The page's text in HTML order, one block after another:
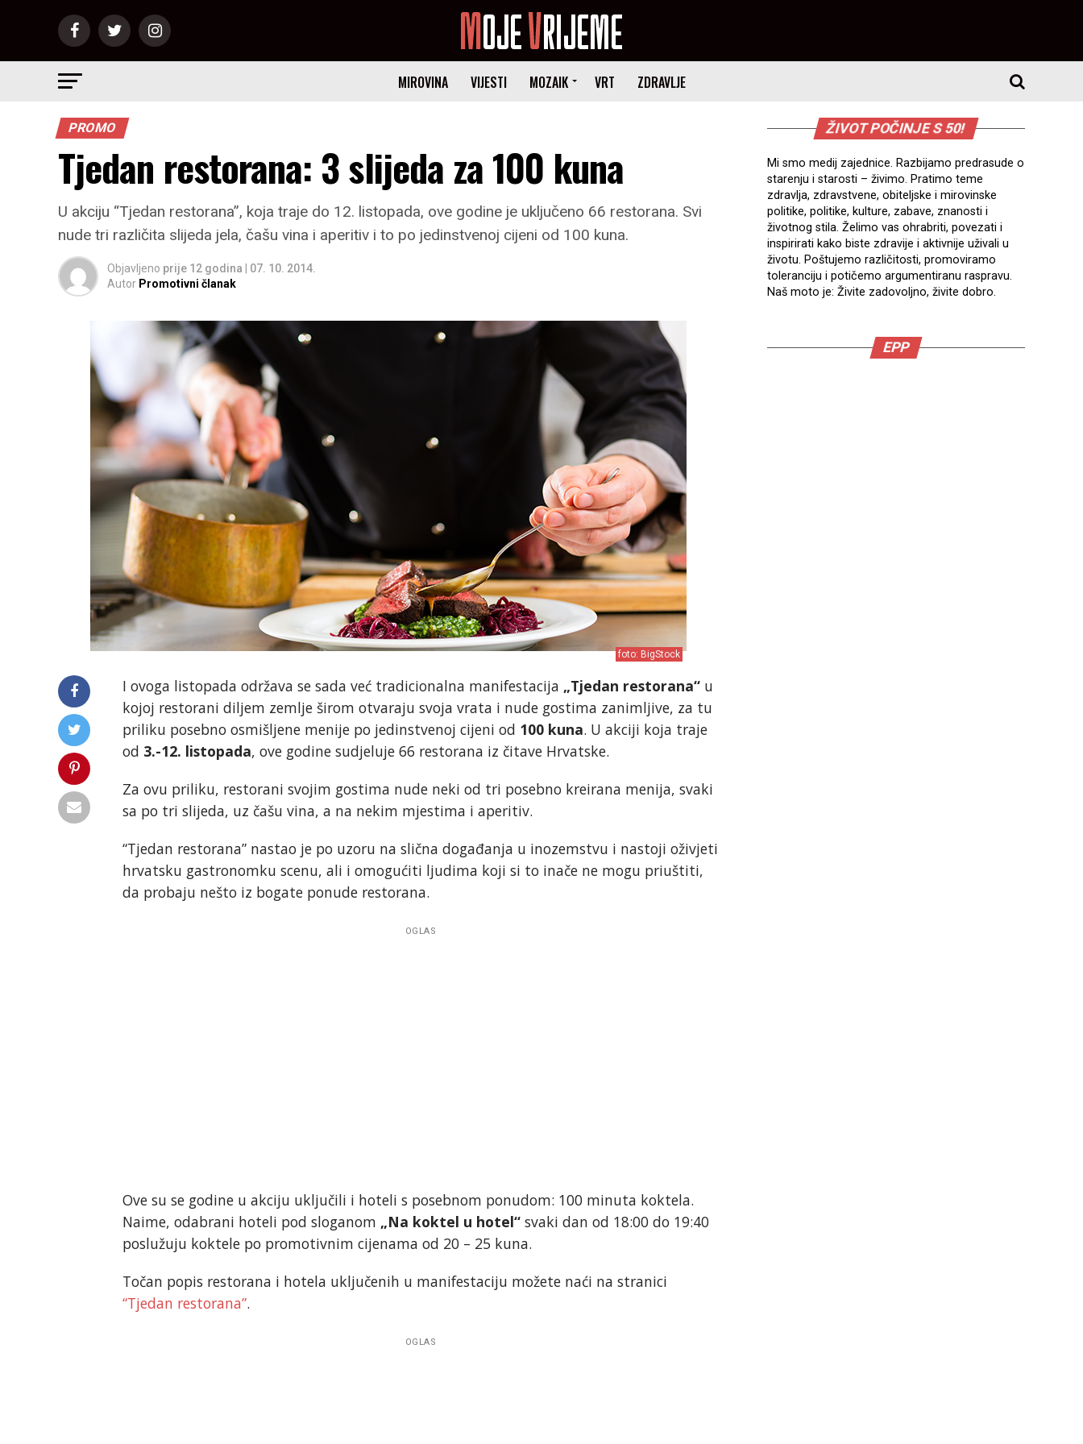
MIROVINA VIJESTI MOZAIK VRT ZDRAVLJE
PROMO
Tjedan restorana: 3 slijeda za 100 kuna
U akciju “Tjedan restorana”, koja traje do 12. listopada, ove godine je uključeno 66 restorana. Svi
nude tri različita slijeda jela, čašu vina i aperitiv i to po jedinstvenoj cijeni od 100 kuna.
Objavljeno prije 12 godina
07. 10. 2014.
Autor Promotivni članak
foto: BigStock
I ovoga listopada održava se sada već tradicionalna manifestacija „Tjedan restorana“ u
kojoj restorani diljem zemlje širom otvaraju svoja vrata i nude gostima zanimljive, za tu
priliku posebno osmišljene menije po jedinstvenoj cijeni od 100 kuna. U akciji koja traje
od 3.-12. listopada, ove godine sudjeluje 66 restorana iz čitave Hrvatske.
Za ovu priliku, restorani svojim gostima nude neki od tri posebno kreirana menija, svaki
sa po tri slijeda, uz čašu vina, a na nekim mjestima i aperitiv.
“Tjedan restorana” nastao je po uzoru na slična događanja u inozemstvu i nastoji oživjeti
hrvatsku gastronomku scenu, ali i omogućiti ljudima koji si to inače ne mogu priuštiti,
da probaju nešto iz bogate ponude restorana.
OGLAS
Ove su se godine u akciju uključili i hoteli s posebnom ponudom: 100 minuta koktela.
Naime, odabrani hoteli pod sloganom „Na koktel u hotel“ svaki dan od 18:00 do 19:40
poslužuju koktele po promotivnim cijenama od 20 – 25 kuna.
Točan popis restorana i hotela uključenih u manifestaciju možete naći na stranici
“Tjedan restorana”.
OGLAS
ŽIVOT POČINJE S 50!
Mi smo medij zajednice. Razbijamo predrasude o
starenju i starosti – živimo. Pratimo teme
zdravlja, zdravstvene, obiteljske i mirovinske
politike, politike, kulture, zabave, znanosti i
životnog stila. Želimo vas ohrabriti, povezati i
inspirirati kako biste zdravije i aktivnije uživali u
životu. Poštujemo različitosti, promoviramo
toleranciju i potičemo argumentiranu raspravu.
Naš moto je: Živite zadovoljno, živite dobro.
EPP